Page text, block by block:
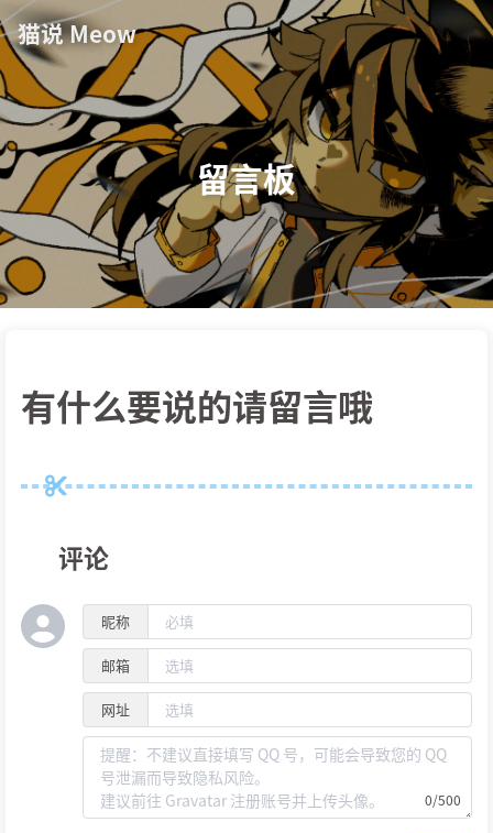
猫说 Meow
留言板
有什么要说的请留言哦
评论
昵称
邮箱
网址
0/500